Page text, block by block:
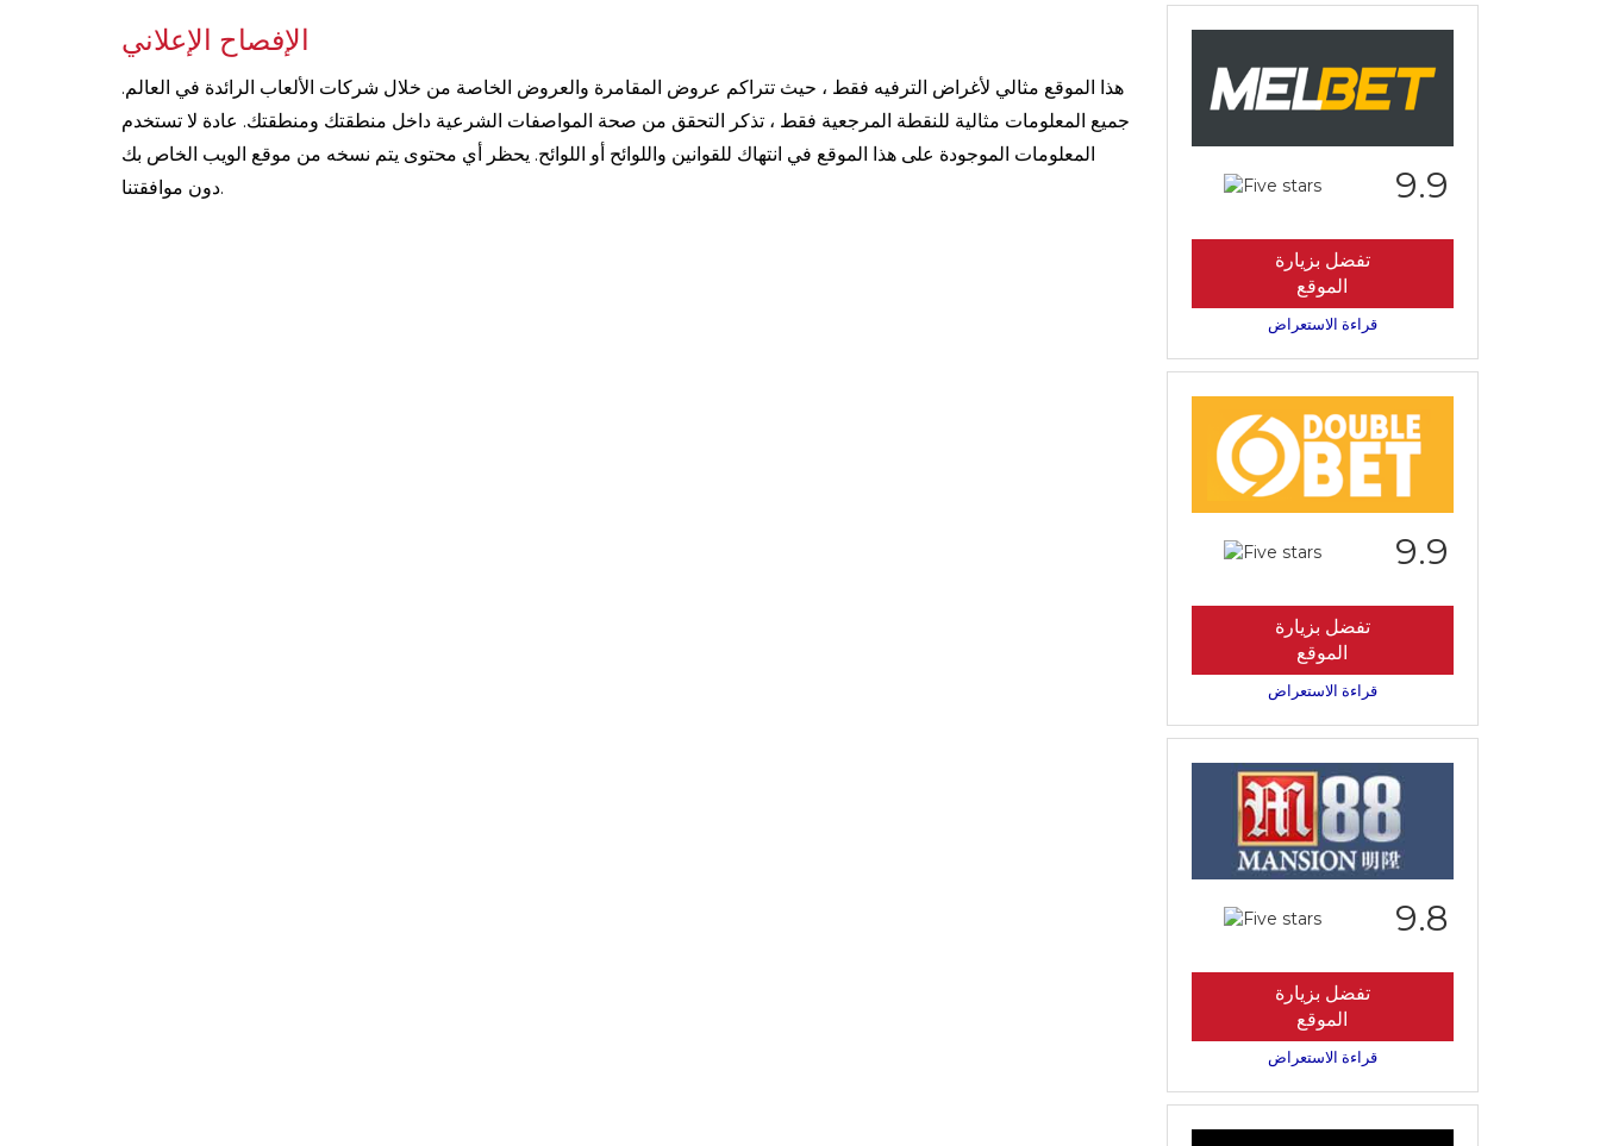
الإفصاح الإعلاني
هذا الموقع مثالي لأغراض الترفيه فقط ، حيث تتراكم عروض المقامرة والعروض الخاصة من خلال شركات الألعاب الرائدة في العالم.
جميع المعلومات مثالية للنقطة المرجعية فقط ، تذكر التحقق من صحة المواصفات الشرعية داخل منطقتك ومنطقتك. عادة لا تستخدم
المعلومات الموجودة على هذا الموقع في انتهاك للقوانين واللوائح أو اللوائح. يحظر أي محتوى يتم نسخه من موقع الويب الخاص بك
دون موافقتنا.
9.9
تفضل بزيارة
الموقع
قراءة الاستعراض
9.9
تفضل بزيارة
الموقع
قراءة الاستعراض
9.8
تفضل بزيارة
الموقع
قراءة الاستعراض